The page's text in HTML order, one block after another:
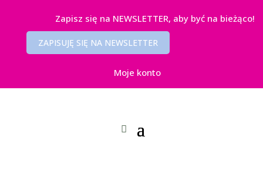
Zapisz się na NEWSLETTER, aby być na bieżąco!
ZAPISUJĘ SIĘ NA NEWSLETTER
Moje konto